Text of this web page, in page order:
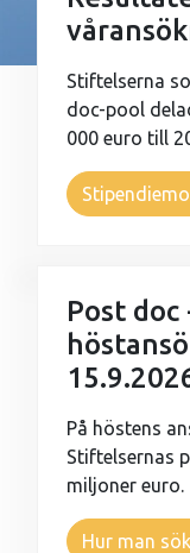
Stiftelserna
doc-pool
000 euro till
Post doc
På höstens
Stiftelsernas
miljoner euro.
Hur man